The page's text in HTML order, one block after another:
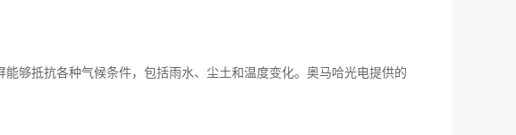
够抵抗各种气候条件，包括雨水、尘土和温度变化。奥马哈光电提供的